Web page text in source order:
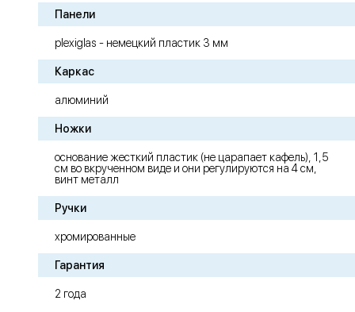
Панели
plexiglas - немецкий пластик 3 мм
Каркас
алюминий
Ножки
основание жесткий пластик (не царапает кафель), 1,5
см во вкрученном виде и они регулируются на 4 см,
винт металл
Ручки
хромированные
Гарантия
2 года